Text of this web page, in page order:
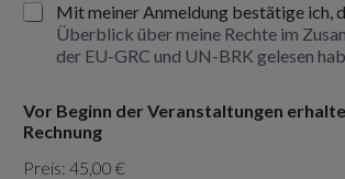
Mit meiner Anmeldung bestätige ich,
Überblick über meine Rechte im
der EU-GRC und UN-BRK gelesen
Vor Beginn der Veranstaltungen
Rechnung
Preis: 45,00 €